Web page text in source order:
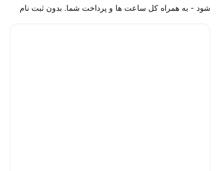
شود - به همراه کل ساعت ها و پرداخت شما. بدون ثبت نام